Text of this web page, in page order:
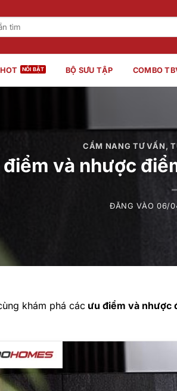
BỘ SƯU TẬP COMBO
CẨM NANG TƯ VẤN ,
điểm và nhược
ĐĂNG VÀO 06/
khám phá các ưu điểm và nhược